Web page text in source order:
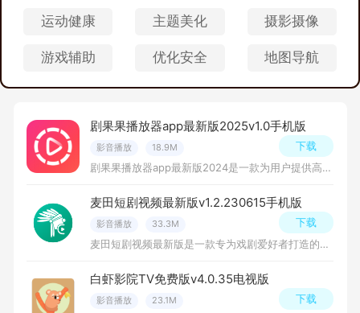
运动健康 主题美化 摄影摄像
游戏辅助 优化安全 地图导航
剧果果播放器app最新版2025v1.0手机版
影音播放 18.9M
剧果果播放器app最新版2024是一款为用户提供高品质影视观影体验的播放器软件，无论是热门电影、电视剧、综艺节目还是动漫作品，剧果果播放器都能为用户提供丰富的视频资源和便捷的观看方式。
下载
麦田短剧视频最新版v1.2.230615手机版
影音播放 33.3M
麦田短剧视频最新版是一款专为戏剧爱好者打造的短剧创作软件，该应用提供了丰富的短剧素材和便捷的创作工具，让用户可以轻松地创作出自己喜欢的短剧作品，有需要的朋友快来下载吧！
下载
白虾影院TV免费版v4.0.35电视版
影音播放 23.1M 下载